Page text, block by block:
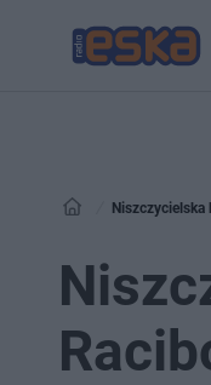
Niszczycielska